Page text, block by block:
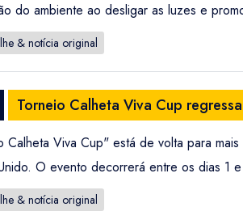
do ambiente ao desligar as luzes e
& notícia original
Torneio Calheta Viva Cup
Calheta Viva Cup" está de volta para
O evento decorrerá entre os dias 1
& notícia original